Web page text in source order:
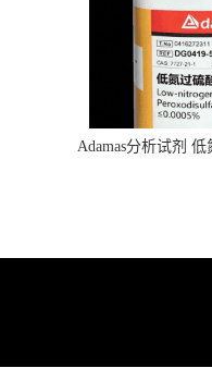
Adamas分析试剂